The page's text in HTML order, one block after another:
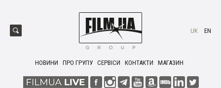
НОВИНИ ПРО ГРУПУ СЕРВІСИ КОНТАКТИ МАГАЗИН
UK EN